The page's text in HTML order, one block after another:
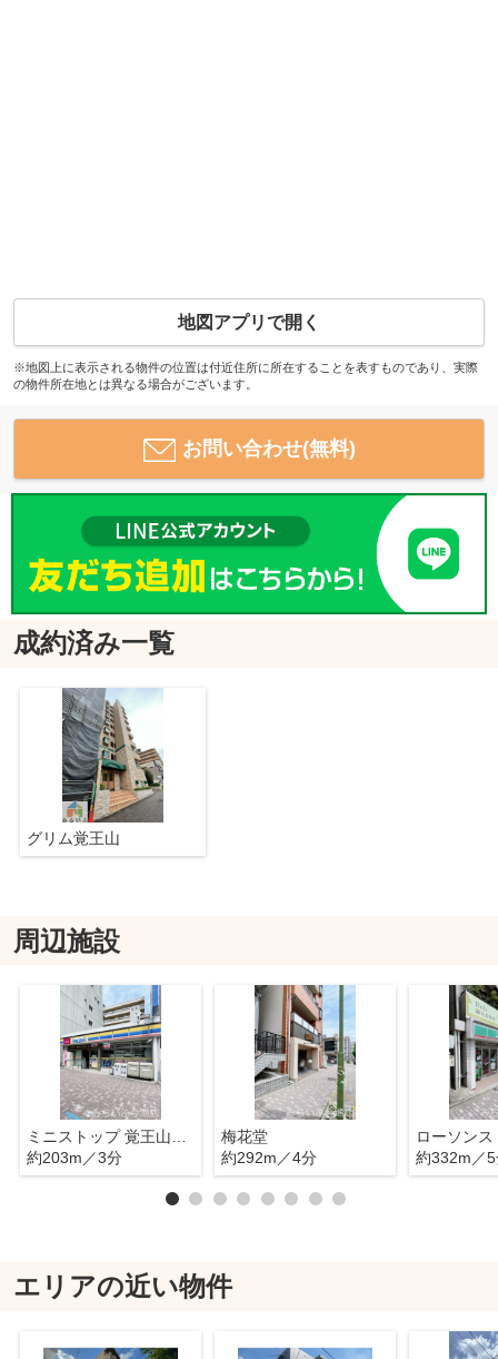
地図アプリで開く
※地図上に表示される物件の位置は付近住所に所在することを表すものであり、実際
の物件所在地とは異なる場合がございます。
お問い合わせ(無料)
成約済み一覧
グリム覚王山
周辺施設
約203m／3分
梅花堂
約292m／4分
約332m／
エリアの近い物件